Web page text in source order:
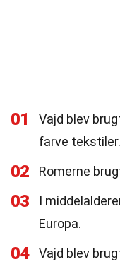
01
Vajd blev
farve tekstiler.
02 Romerne
03
I
Europa.
04
Vajd blev